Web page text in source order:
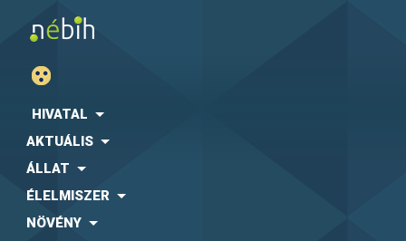
HIVATAL
AKTUÁLIS
ÁLLAT
ÉLELMISZER
NÖVÉNY